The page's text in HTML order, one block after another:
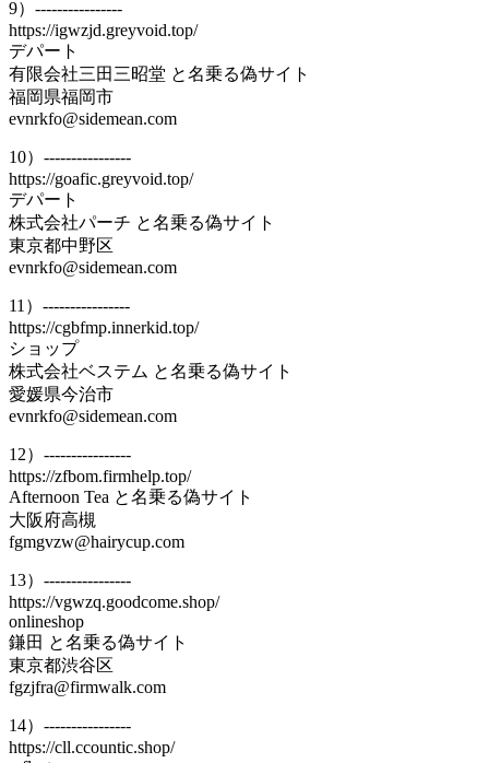
9）----------------
https://igwzjd.greyvoid.top/
デパート
有限会社三田三昭堂 と名乗る偽サイト
福岡県福岡市
evnrkfo@sidemean.com
10）----------------
https://goafic.greyvoid.top/
デパート
株式会社パーチ と名乗る偽サイト
東京都中野区
evnrkfo@sidemean.com
11）----------------
https://cgbfmp.innerkid.top/
ショップ
株式会社ベステム と名乗る偽サイト
愛媛県今治市
evnrkfo@sidemean.com
12）----------------
https://zfbom.firmhelp.top/
Afternoon Tea と名乗る偽サイト
大阪府高槻
fgmgvzw@hairycup.com
13）----------------
https://vgwzq.goodcome.shop/
onlineshop
鎌田 と名乗る偽サイト
東京都渋谷区
fgzjfra@firmwalk.com
14）----------------
https://cll.ccountic.shop/